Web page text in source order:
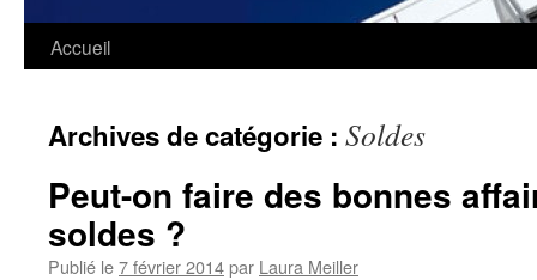
Accueil
Archives de catégorie : Soldes
Peut-on faire des bonnes
soldes ?
Publié le7 février 2014par Laura Meiller